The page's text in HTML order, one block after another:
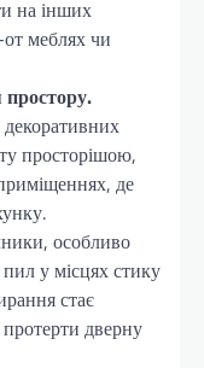
на інших
от меблях чи
декоративних
просторішою,
де
особливо
у місцях стику
стає
дверну